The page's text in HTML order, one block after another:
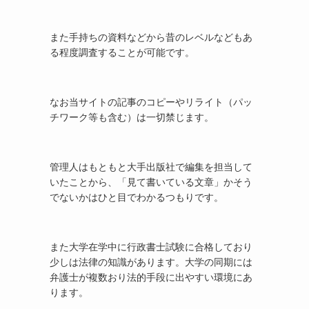
また手持ちの資料などから昔のレベルなどもあ
る程度調査することが可能です。
なお当サイトの記事のコピーやリライト（パッ
チワーク等も含む）は一切禁じます。
管理人はもともと大手出版社で編集を担当して
いたことから、「見て書いている文章」かそう
でないかはひと目でわかるつもりです。
また大学在学中に行政書士試験に合格しており
少しは法律の知識があります。大学の同期には
弁護士が複数おり法的手段に出やすい環境にあ
ります。